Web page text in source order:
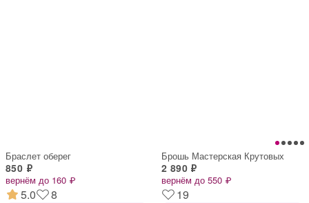
Браслет оберег
850 ₽
вернём до 160 ₽
5.0 8
Брошь Мастерская Крутовых
2 890 ₽
вернём до 550 ₽
19